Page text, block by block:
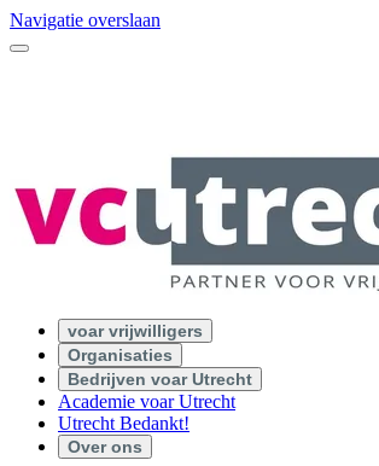
Navigatie overslaan
voar vrijwilligers
Organisaties
Bedrijven voar Utrecht
Academie voar Utrecht
Utrecht Bedankt!
Over ons